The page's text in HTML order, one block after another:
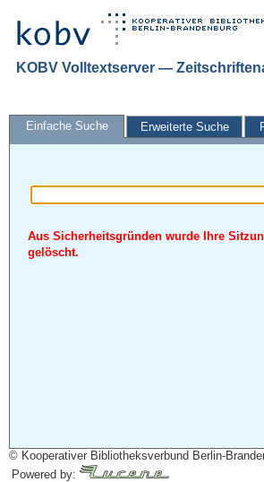
KOBV Volltextserver —
Einfache Suche Erweiterte Suche
Aus Sicherheitsgründen wurde Ihre
gelöscht.
© Kooperativer Bibliotheksverbund Berlin-
Powered by: